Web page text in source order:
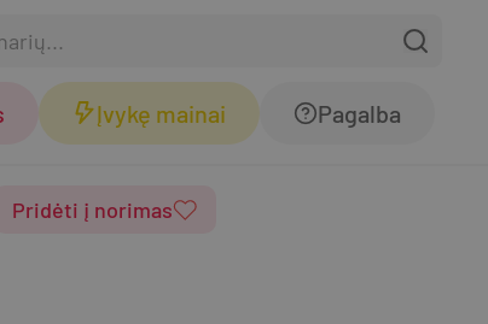
Įvykę mainai Pagalba
Pridėti į norimas